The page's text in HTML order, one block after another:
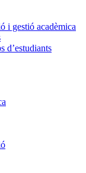
i gestió acadèmica
d’estudiants